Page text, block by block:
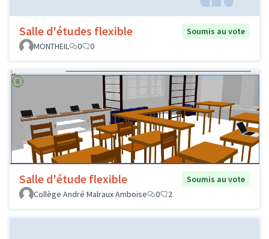
Salle d'études flexible
Soumis au vote
MONTHEIL
0 0
Salle d'étude flexible
Soumis au vote
Collège André Malraux Amboise
0 2